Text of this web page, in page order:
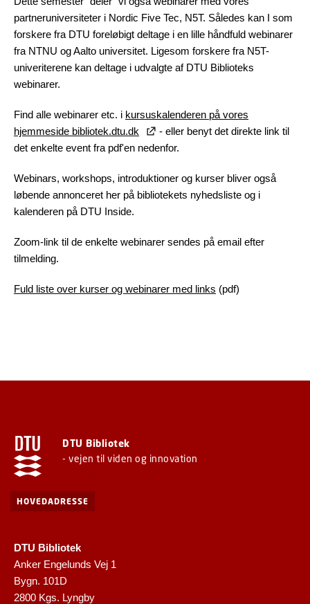
partneruniversiteter i Nordic Five Tec, N5T. Således kan I som
forskere fra DTU foreløbigt deltage i en lille håndfuld webinarer
fra NTNU og Aalto universitet. Ligesom forskere fra N5T-
univeriterene kan deltage i udvalgte af DTU Biblioteks
webinarer.
Find alle webinarer etc. i kursuskalenderen på vores
hjemmeside bibliotek.dtu.dk
- eller benyt det direkte link til
det enkelte event fra pdf'en nedenfor.
Webinars, workshops, introduktioner og kurser bliver også
løbende annonceret her på bibliotekets nyhedsliste og i
kalenderen på DTU Inside.
Zoom-link til de enkelte webinarer sendes på email efter
tilmelding.
Fuld liste over kurser og webinarer med links (pdf)
DTU Bibliotek
- vejen til viden og innovation
HOVEDADRESSE
DTU Bibliotek
Anker Engelunds Vej 1
Bygn. 101D
2800 Kgs. Lyngby